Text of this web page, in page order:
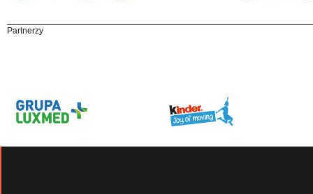
Partnerzy